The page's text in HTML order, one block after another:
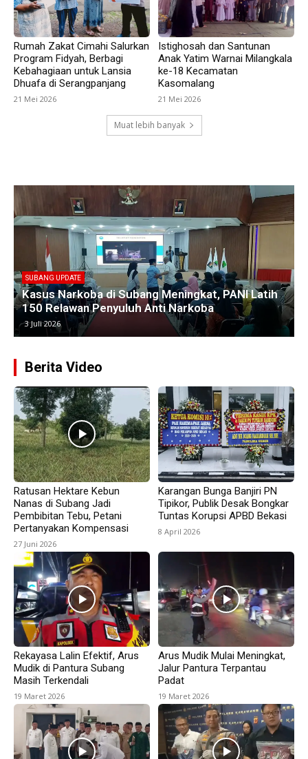
SUBANG UPDATE
Empat Kades di Blanakan Bahas Penataan Batas
Kawasan Hutan untuk Revitalisasi Tambak
Pantura
25 Juni 2026
Berita Video
Ratusan Hektare Kebun
Nanas di Subang Jadi
Pembibitan Tebu, Petani
Pertanyakan Kompensasi
27 Juni 2026
Karangan Bunga Banjiri PN
Tipikor, Publik Desak Bongkar
Tuntas Korupsi APBD Bekasi
8 April 2026
Rekayasa Lalin Efektif, Arus
Mudik di Pantura Subang
Masih Terkendali
19 Maret 2026
Arus Mudik Mulai Meningkat,
Jalur Pantura Terpantau
Padat
19 Maret 2026
Rumah Zakat Cimahi Salurkan
Program Fidyah, Berbagi
Kebahagiaan untuk Lansia
Dhuafa di Serangpanjang
21 Mei 2026
Istighosah dan Santunan
Anak Yatim Warnai Milangkala
ke-18 Kecamatan
Kasomalang
21 Mei 2026
Muat lebih banyak